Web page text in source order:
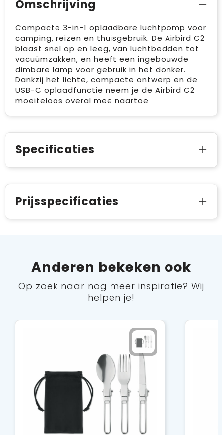
Omschrijving
Compacte 3-in-1 oplaadbare luchtpomp voor
camping, reizen en thuisgebruik. De Airbird C2
blaast snel op en leeg, van luchtbedden tot
vacuümzakken, en heeft een ingebouwde
dimbare lamp voor gebruik in het donker.
Dankzij het lichte, compacte ontwerp en de
USB-C oplaadfunctie neem je de Airbird C2
moeiteloos overal mee naartoe
Specificaties
Prijsspecificaties
Anderen bekeken ook
Op zoek naar nog meer inspiratie? Wij
helpen je!